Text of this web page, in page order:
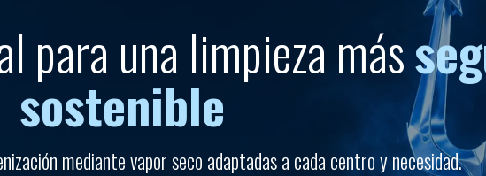
para una limpieza más
sostenible
mediante vapor seco adaptadas a cada centro y necesidad.